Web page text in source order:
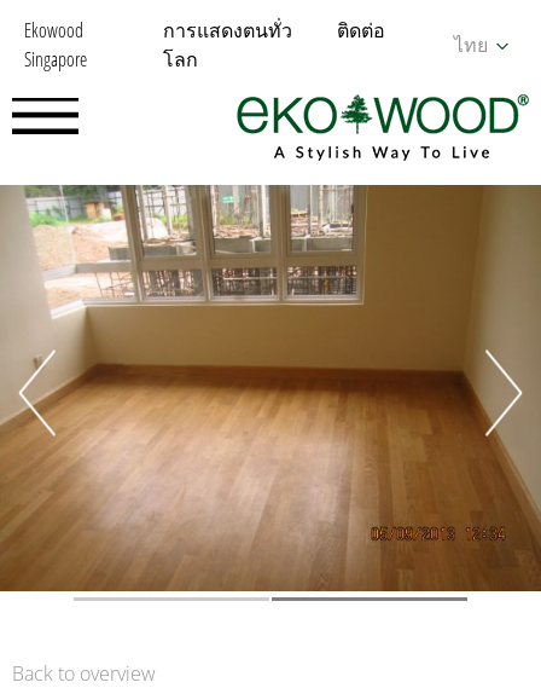
Ekowood
Singapore
การแสดงตนทั่ว
โลก
ติดต่อ
ไทย
Back to overview